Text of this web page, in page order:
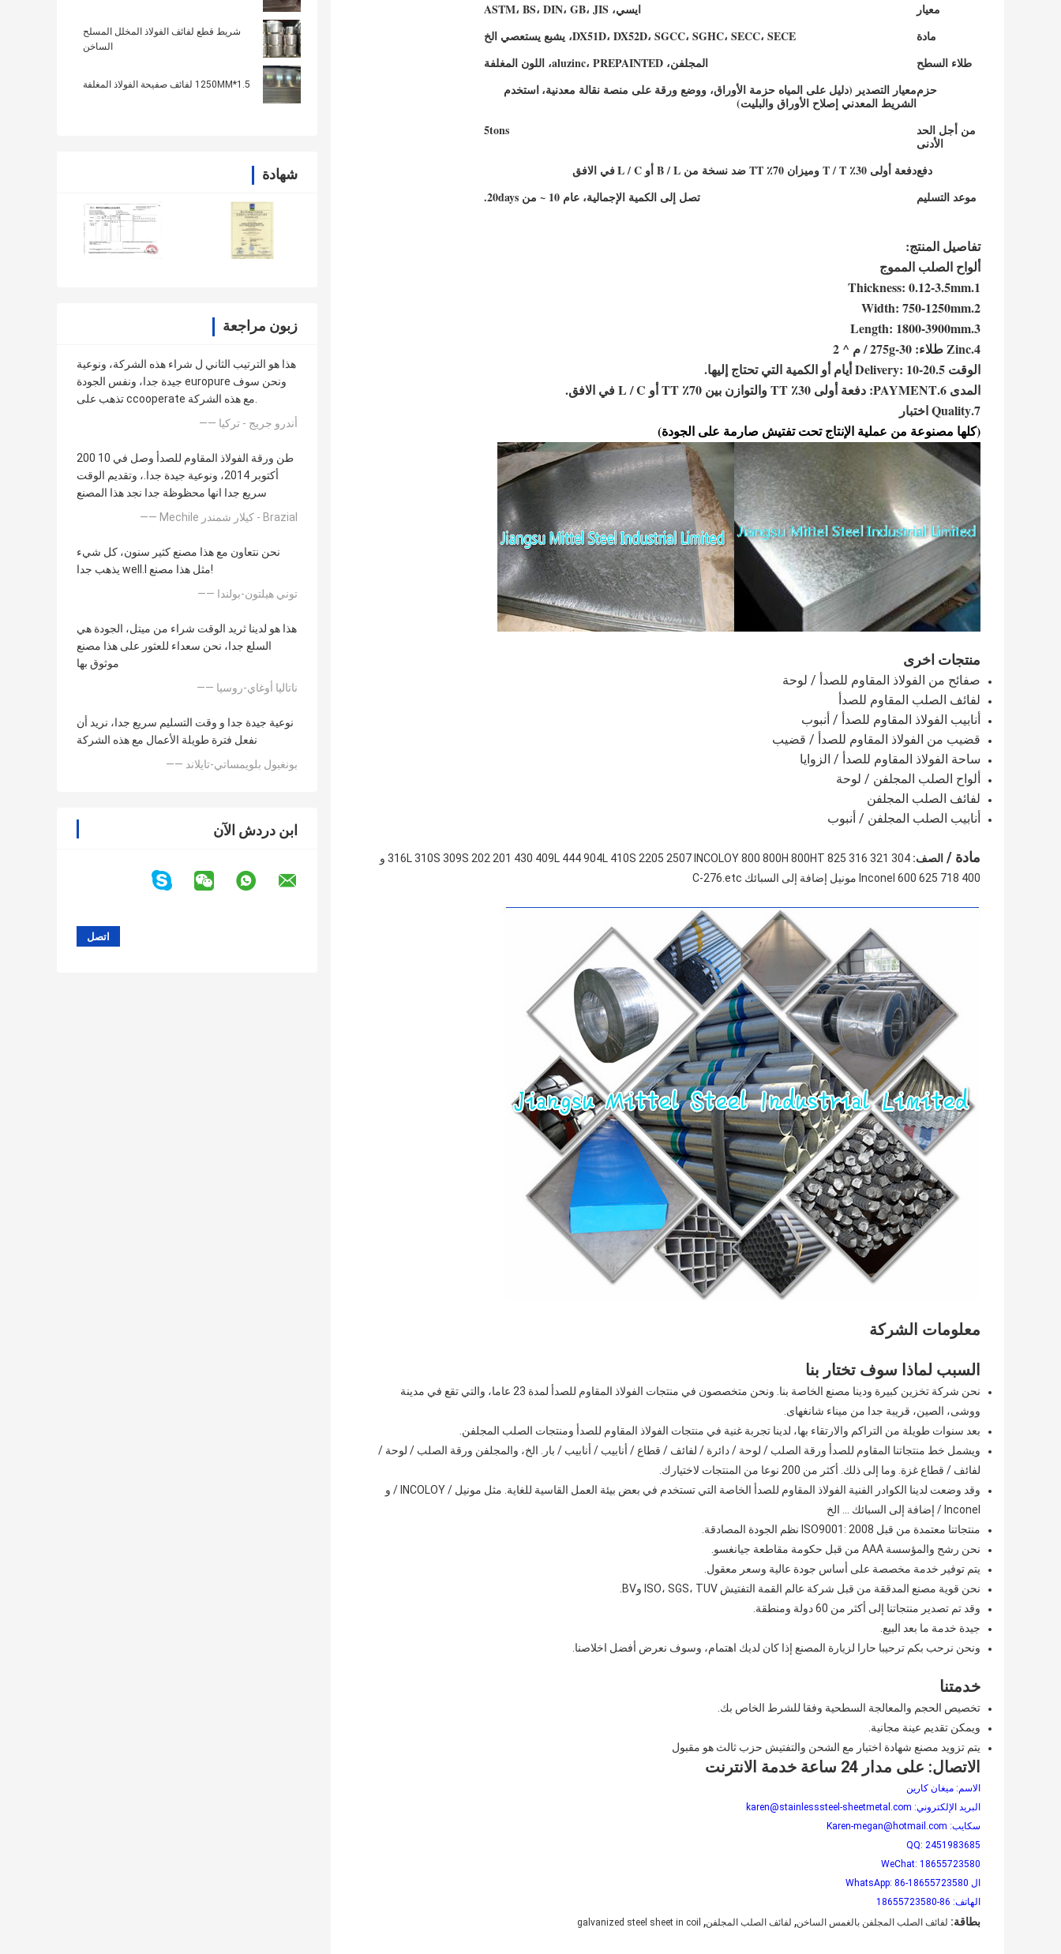
شريط قطع لفائف الفولاذ المخلل المسلح
الساخن
1.5*1250MM لفائف صفيحة الفولاذ المغلفة
شهادة
زبون مراجعة
هذا هو الترتيب الثاني ل شراء هذه الشركة، ونوعية
جيدة جدا، ونفس الجودة europure ونحن سوف
تذهب على ccooperate مع هذه الشركة.
—— أندرو جريج - تركيا
200 طن ورقة الفولاذ المقاوم للصدأ وصل في 10
أكتوبر 2014، ونوعية جيدة جدا.، وتقديم الوقت
سريع جدا انها محظوظة جدا نجد هذا المصنع
—— Mechile كيلار شمندر - Brazial
نحن نتعاون مع هذا مصنع كثير سنون، كل شيء
يذهب جدا well.l مثل هذا مصنع!
—— توني هيلتون-بولندا
هذا هو لدينا ثريد الوقت شراء من ميتل، الجودة هي
السلع جدا، نحن سعداء للعثور على هذا مصنع
موثوق بها
—— ناتاليا أوغاي-روسيا
نوعية جيدة جدا و وقت التسليم سريع جدا، نريد أن
نفعل فترة طويلة الأعمال مع هذه الشركة
—— بونغبول بلويمساتي-تايلاند
ابن دردش الآن
معيار
ايسي، ASTM، BS، DIN، GB، JIS
مادة
DX51D، DX52D، SGCC، SGHC، SECC، SECE، يشبع يستعصي الخ
طلاء السطح
المجلفن، aluzinc، PREPAINTED، اللون المغلفة
حزممعيار التصدير (دليل على المياه حزمة الأوراق، ووضع ورقة على منصة نقالة معدنية،استخدم
الشريط المعدني إصلاح الأوراق والبليت)
من أجل الحد
الأدنى
5tons
دفعدفعة أولى 30٪ T / T وميزان 70٪ TT ضد نسخة من B / L أو L / C
في الافق
موعد التسليم
تصل إلى الكمية الإجمالية، عام 10 ~ من 20days.
تفاصيل المنتج:
ألواح الصلب المموج
1.Thickness: 0.12-3.5mm
2.Width: 750-1250mm
3.Length: 1800-3900mm
4.Zinc طلاء: 30-275g / م ^ 2
الوقت 5.Delivery: 10-20 أيام أو الكمية التي تحتاج إليها.
المدى 6.PAYMENT: دفعة أولى 30٪ TT والتوازن بين 70٪ TT أو L / C في الافق.
7.Quality اختبار
(كلها مصنوعة من عملية الإنتاج تحت تفتيش صارمة على الجودة)
منتجات اخرى
صفائح من الفولاذ المقاوم للصدأ / لوحة
لفائف الصلب المقاوم للصدأ
أنابيب الفولاذ المقاوم للصدأ / أنبوب
قضيب من الفولاذ المقاوم للصدأ / قضيب
ساحة الفولاذ المقاوم للصدأ / الزوايا
ألواح الصلب المجلفن / لوحة
لفائف الصلب المجلفن
أنابيب الصلب المجلفن / أنبوب
مادة / الصف:
304 321 316 316L 310S 309S 202 201 430 409L 444 904L 410S 2205 2507 INCOLOY 800 800H 800HT 825 و
Inconel 600 625 718 400 مونيل إضافة إلى السبائك C-276.etc
معلومات الشركة
السبب لماذا سوف تختار بنا
نحن شركة تخزين كبيرة ودينا مصنع الخاصة بنا.
ونحن متخصصون في منتجات الفولاذ المقاوم للصدأ لمدة 23 عاما، والتي تقع في مدينة
ووشى، الصين، قريبة جدا من ميناء شانغهاى.
بعد سنوات طويلة من التراكم والارتقاء بها، لدينا تجربة غنية في منتجات الفولاذ المقاوم للصدأ ومنتجات الصلب المجلفن.
ويشمل خط منتجاتنا المقاوم للصدأ ورقة الصلب / لوحة / دائرة / لفائف / قطاع / أنابيب / أنابيب / بار. الخ، والمجلفن ورقة الصلب / لوحة /
لفائف / قطاع غزة. وما إلى ذلك. أكثر من 200 نوعا من المنتجات لاختيارك.
وقد وضعت لدينا الكوادر الفنية الفولاذ المقاوم للصدأ الخاصة التي تستخدم في بعض بيئة العمل القاسية للغاية.
مثل مونيل / INCOLOY / و
Inconel / إضافة إلى السبائك ... الخ
منتجاتنا معتمدة من قبل ISO9001: 2008 نظم الجودة المصادقة.
نحن رشح والمؤسسة AAA من قبل حكومة مقاطعة جيانغسو.
يتم توفير خدمة مخصصة على أساس جودة عالية وسعر معقول.
نحن قوية مصنع المدققة من قبل شركة عالم القمة التفتيش ISO، SGS، TUV وBV.
وقد تم تصدير منتجاتنا إلى أكثر من 60 دولة ومنطقة.
جيدة خدمة ما بعد البيع.
ونحن نرحب بكم ترحيبا حارا لزيارة المصنع إذا كان لديك اهتمام، وسوف نعرض أفضل اخلاصنا.
خدمتنا
تخصيص الحجم والمعالجة السطحية وفقا للشرط الخاص بك.
ويمكن تقديم عينة مجانية.
يتم تزويد مصنع شهادة اختبار مع الشحن والتفتيش حزب ثالث هو مقبول
الاتصال: على مدار 24 ساعة خدمة الانترنت
الاسم: ميغان كارين
البريد الإلكتروني: karen@stainlesssteel-sheetmetal.com
سكايب: Karen-megan@hotmail.com
QQ: 2451983685
WeChat: 18655723580
ال WhatsApp: 86-18655723580
الهاتف: 86-18655723580
بطاقة: لفائف الصلب المجلفن بالغمس الساخن, لفائف الصلب المجلفن,
galvanized steel sheet in coil